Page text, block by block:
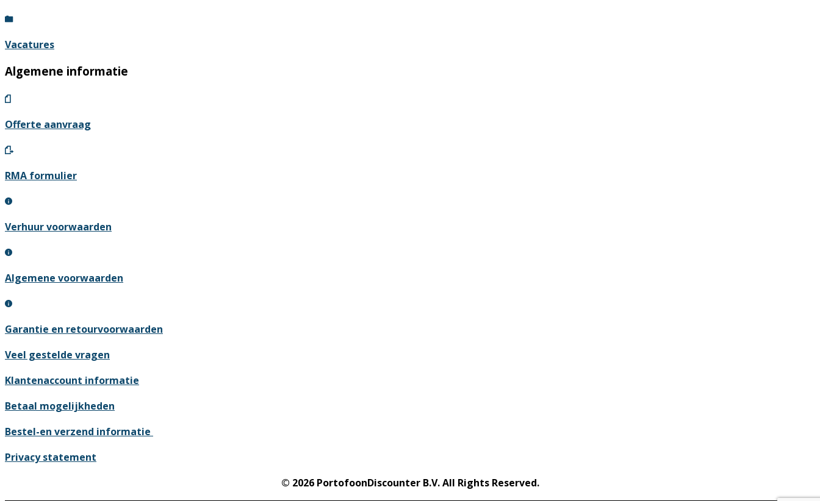
Vacatures
Algemene informatie
Offerte aanvraag
RMA formulier
Verhuur voorwaarden
Algemene voorwaarden
Garantie en retourvoorwaarden
Veel gestelde vragen
Klantenaccount informatie
Betaal mogelijkheden
Bestel-en verzend informatie
Privacy statement
© 2026 PortofoonDiscounter B.V. All Rights Reserved.